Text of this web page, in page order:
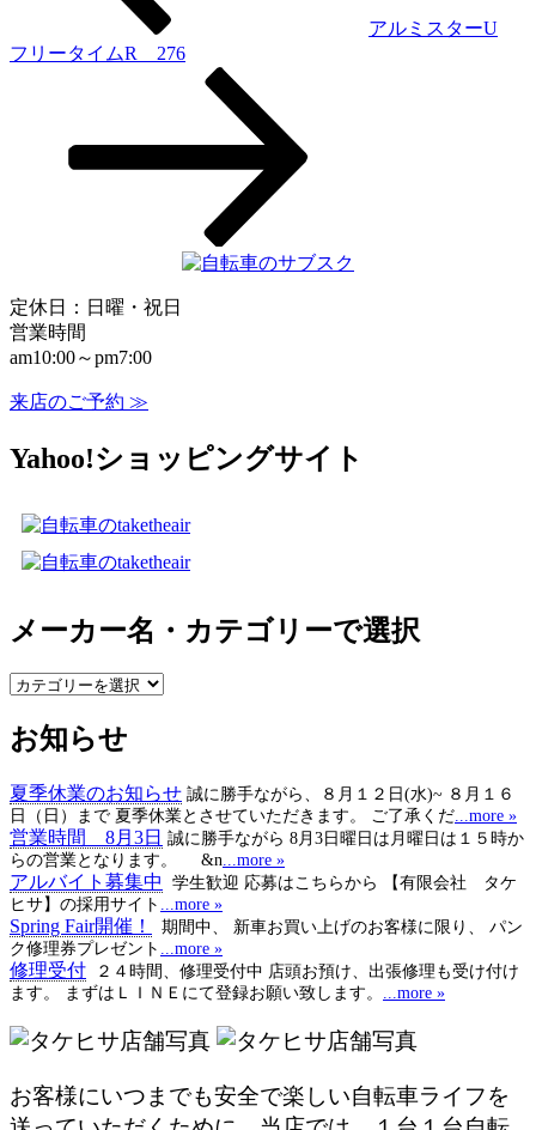
ー
アルミスターU
フリータイムR 276
定休日：日曜・祝日
営業時間
am10:00～pm7:00
来店のご予約 ≫
Yahoo!ショッピングサイト
メーカー名・カテゴリーで選択
メ
カ
ー
名・
カ
テ
ゴ
リ
ー
で
選
択
お知らせ
夏季休業のお知らせ 誠に勝手ながら、８月１２日(水)~ ８月１６
日（日）まで 夏季休業とさせていただきます。 ご了承くだ...more »
営業時間 8月3日 誠に勝手ながら 8月3日曜日は月曜日は１５時か
らの営業となります。 &n...more »
アルバイト募集中
学生歓迎 応募はこちらから 【有限会社 タケ
ヒサ】の採用サイト ...more »
Spring Fair開催！
期間中、 新車お買い上げのお客様に限り、 パン
ク修理券プレゼント ...more »
修理受付
２４時間、修理受付中 店頭お預け、出張修理も受け付け
ます。 まずはＬＩＮＥにて登録お願い致します。 ...more »
お客様にいつまでも安全で楽しい自転車ライフを